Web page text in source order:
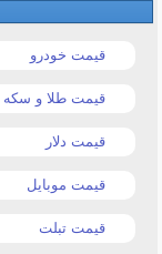
قیمت خودرو
قیمت طلا و سکه
قیمت دلار
قیمت موبایل
قیمت تبلت